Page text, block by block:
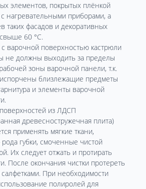
элементов, покрытых плёнкой
нагревательными приборами, а
таких фасадов и декоративных
60 °С.
варочной поверхностью кастрюли
не должны выходить за пределы
зоны варочной панели, т.к.
близлежащие предметы
и элементы варочной
из ЛДСП
древесностружечная плита)
применять мягкие ткани,
рода губки, смоченные чистой
Их следует отжать и протирать
После окончания чистки протереть
При необходимости
полиролей для